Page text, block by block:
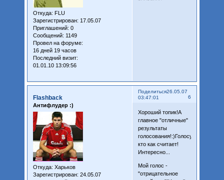
Откуда: FLU
Зарегистрирован: 17.05.07
Приглашений: 0
Сообщений: 1149
Провел на форуме:
16 дней 19 часов
Последний визит:
01.01.10 13:09:56
Поделиться
6
26.05.07
03:47:01
Flashback
Антифлудер :)
Откуда: Харьков
Зарегистрирован: 24.05.07
Хороший топик!А
главное "отличные"
результаты
голосования!:)Голосуйте,
кто как считает!
Интересно...
Мой голос -
"отрицательное